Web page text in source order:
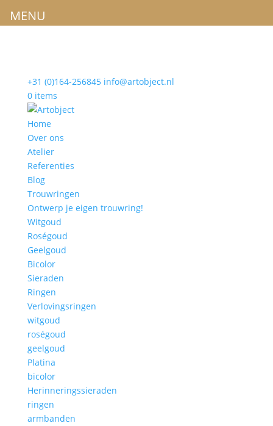
+31 (0)164-256845 info@artobject.nl
0 items
Home
Over ons
Atelier
Referenties
Blog
Trouwringen
Ontwerp je eigen trouwring!
Witgoud
Roségoud
Geelgoud
Bicolor
Sieraden
Ringen
Verlovingsringen
witgoud
roségoud
geelgoud
Platina
bicolor
Herinneringssieraden
ringen
armbanden
MENU